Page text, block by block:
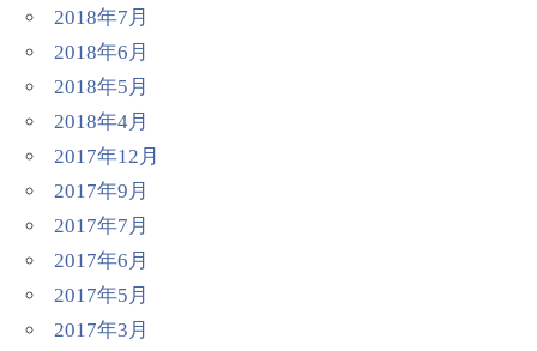
2018年7月
2018年6月
2018年5月
2018年4月
2017年12月
2017年9月
2017年7月
2017年6月
2017年5月
2017年3月